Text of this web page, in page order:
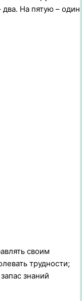
На пятую – один
своим
трудности;
знаний